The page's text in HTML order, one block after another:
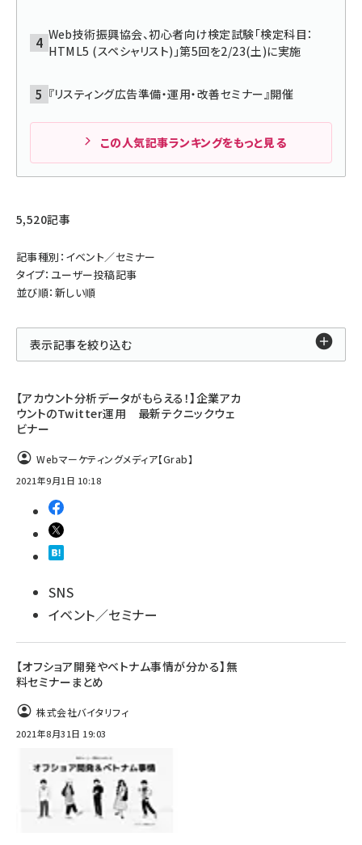
Web技術振興協会、初心者向け検定試験「検定科目：
HTML5 (スペシャリスト)」第5回を2/23(土)に実施
『リスティング広告準備・運用・改善セミナー』開催
この人気記事ランキングをもっと見る
5,520記事
記事種別：イベント／セミナー
タイプ：ユーザー投稿記事
並び順：新しい順
表示記事を絞り込む
【アカウント分析データがもらえる！】企業アカ
ウントのTwitter運用 最新テクニックウェ
ビナー
Webマーケティングメディア【Grab】
2021年9月1日 10:18
SNS
イベント／セミナー
【オフショア開発やベトナム事情が分かる】無
料セミナーまとめ
株式会社バイタリフィ
2021年8月31日 19:03